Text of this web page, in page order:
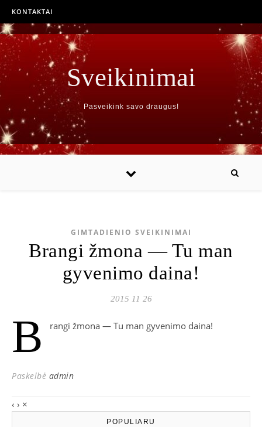
KONTAKTAI
Sveikinimai
Pasveikink savo draugus!
GIMTADIENIO SVEIKINIMAI
Brangi žmona — Tu man
gyvenimo daina!
2015 11 26
B rangi žmona — Tu man gyvenimo daina!
Paskelbė admin
‹ › ×
POPULIARU